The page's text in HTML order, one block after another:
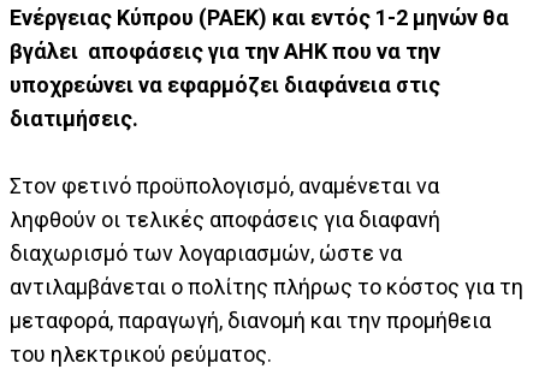
Ενέργειας Κύπρου (ΡΑΕΚ) και εντός 1-2 μηνών θα
βγάλει αποφάσεις για την ΑΗΚ που να την
υποχρεώνει να εφαρμόζει διαφάνεια στις
διατιμήσεις.
Στον φετινό προϋπολογισμό, αναμένεται να
ληφθούν οι τελικές αποφάσεις για διαφανή
διαχωρισμό των λογαριασμών, ώστε να
αντιλαμβάνεται ο πολίτης πλήρως το κόστος για τη
μεταφορά, παραγωγή, διανομή και την προμήθεια
του ηλεκτρικού ρεύματος.